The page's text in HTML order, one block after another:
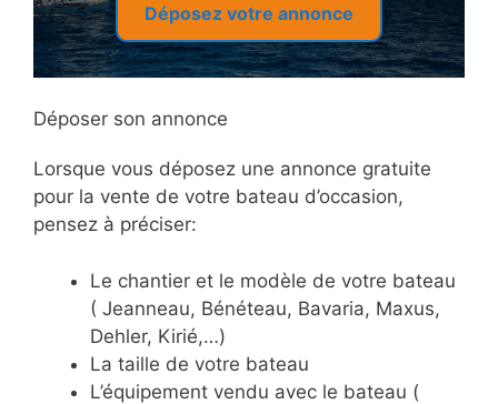
Déposez votre annonce
Déposer son annonce
Lorsque vous déposez une annonce gratuite
pour la vente de votre bateau d’occasion,
pensez à préciser:
Le chantier et le modèle de votre bateau
( Jeanneau, Bénéteau, Bavaria, Maxus,
Dehler, Kirié,…)
La taille de votre bateau
L’équipement vendu avec le bateau (